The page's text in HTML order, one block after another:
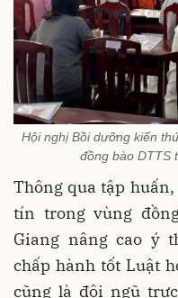
Hội nghị Bồi dưỡng kiến
đồng bào DTTS
Thông qua tập
tín trong vùng
Giang nâng cao ý
chấp hành tốt Luật
cũng là đội ngũ